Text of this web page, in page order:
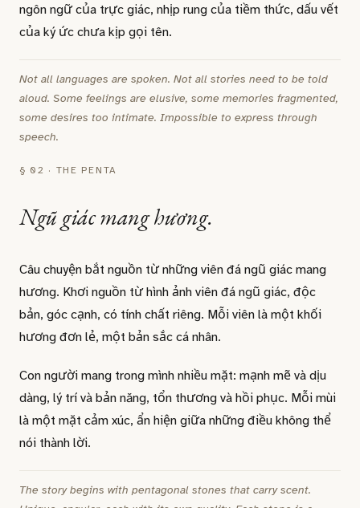
ngôn ngữ của trực giác, nhịp rung của tiềm thức, dấu vết
của ký ức chưa kịp gọi tên.
Not all languages are spoken. Not all stories need to be told
aloud. Some feelings are elusive, some memories fragmented,
some desires too intimate. Impossible to express through
speech.
§ 02 · THE PENTA
Ngũ giác mang hương.
Câu chuyện bắt nguồn từ những viên đá ngũ giác mang
hương. Khơi nguồn từ hình ảnh viên đá ngũ giác, độc
bản, góc cạnh, có tính chất riêng. Mỗi viên là một khối
hương đơn lẻ, một bản sắc cá nhân.
Con người mang trong mình nhiều mặt: mạnh mẽ và dịu
dàng, lý trí và bản năng, tổn thương và hồi phục. Mỗi mùi
là một mặt cảm xúc, ẩn hiện giữa những điều không thể
nói thành lời.
The story begins with pentagonal stones that carry scent.